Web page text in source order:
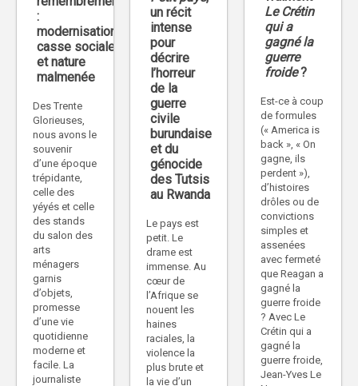
Le Crétin
qui a
gagné la
guerre
froide?
Est-ce à coup
de formules
(« America is
back », « On
gagne, ils
perdent »),
d’histoires
drôles ou de
convictions
simples et
assenées
avec fermeté
que Reagan a
gagné la
guerre froide
? Avec Le
Crétin qui a
gagné la
guerre froide,
Jean-Yves Le
:
modernisation,
casse sociale
et nature
malmenée
Des Trente
Glorieuses,
nous avons le
souvenir
d’une époque
trépidante,
celle des
yéyés et celle
des stands
du salon des
arts
ménagers
garnis
d’objets,
promesse
d’une vie
quotidienne
moderne et
facile. La
journaliste
un récit
intense
pour
décrire
l’horreur
de la
guerre
civile
burundaise
et du
génocide
des Tutsis
au Rwanda
Le pays est
petit. Le
drame est
immense. Au
cœur de
l’Afrique se
nouent les
haines
raciales, la
violence la
plus brute et
la vie d’un